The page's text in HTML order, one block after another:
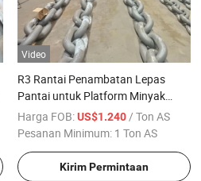
Video
R3 Rantai Penambatan Lepas
Pantai untuk Platform Minyak
Lepas Pantai
Harga FOB:US$1.240 / Ton AS
Pesanan Minimum: 1 Ton AS
Kirim Permintaan